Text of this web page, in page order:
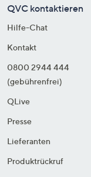
QVC kontaktieren
Hilfe-Chat
Kontakt
0800 2944 444
(gebührenfrei)
QLive
Presse
Lieferanten
Produktrückruf